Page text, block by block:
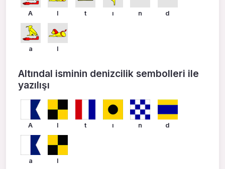
A l t ı n d
a l
Altındal isminin denizcilik sembolleri ile
yazılışı
A l t ı n d
a l